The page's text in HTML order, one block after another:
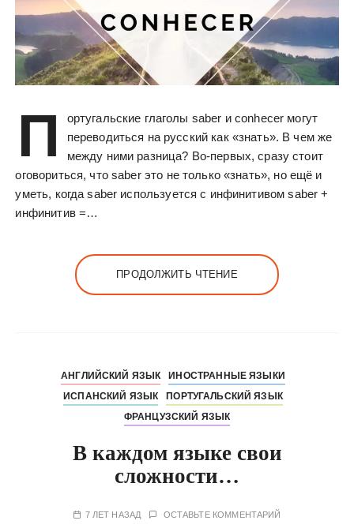
П
ортугальские глаголы saber и conhecer могут
переводиться на русский как «знать». В чем же
между ними разница? Во-первых, сразу стоит
оговориться, что saber это не только «знать», но ещё и
уметь, когда saber используется с инфинитивом saber +
инфинитив =…
ПРОДОЛЖИТЬ ЧТЕНИЕ
АНГЛИЙСКИЙ ЯЗЫК
ИНОСТРАННЫЕ ЯЗЫКИ
ИСПАНСКИЙ ЯЗЫК
ПОРТУГАЛЬСКИЙ ЯЗЫК
ФРАНЦУЗСКИЙ ЯЗЫК
В каждом языке свои
сложности…
7 ЛЕТ НАЗАД ОСТАВЬТЕ КОММЕНТАРИЙ